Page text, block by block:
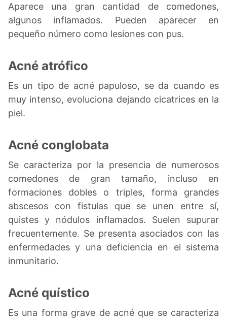
Aparece una gran cantidad de comedones,
algunos inflamados. Pueden aparecer en
pequeño número como lesiones con pus.
Acné atrófico
Es un tipo de acné papuloso, se da cuando es
muy intenso, evoluciona dejando cicatrices en la
piel.
Acné conglobata
Se caracteriza por la presencia de numerosos
comedones de gran tamaño, incluso en
formaciones dobles o triples, forma grandes
abscesos con fistulas que se unen entre sí,
quistes y nódulos inflamados. Suelen supurar
frecuentemente. Se presenta asociados con las
enfermedades y una deficiencia en el sistema
inmunitario.
Acné quístico
Es una forma grave de acné que se caracteriza